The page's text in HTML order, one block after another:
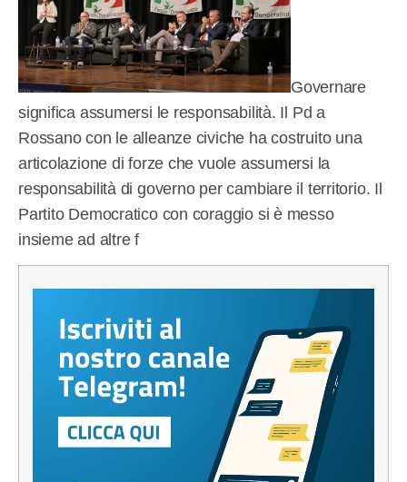
Governare
significa assumersi le responsabilità. Il Pd a
Rossano con le alleanze civiche ha costruito una
articolazione di forze che vuole assumersi la
responsabilità di governo per cambiare il territorio. Il
Partito Democratico con coraggio si è messo
insieme ad altre f